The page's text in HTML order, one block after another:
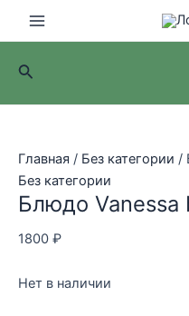
Main
Menu
Поиск
Главная / Без категории /
Без категории
Блюдо Vanessa
1800 ₽
Нет в наличии